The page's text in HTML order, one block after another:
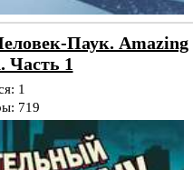
Паук. Amazing
Часть 1
1
719